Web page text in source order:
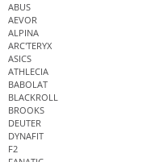
ABUS
AEVOR
ALPINA
ARC'TERYX
ASICS
ATHLECIA
BABOLAT
BLACKROLL
BROOKS
DEUTER
DYNAFIT
F2